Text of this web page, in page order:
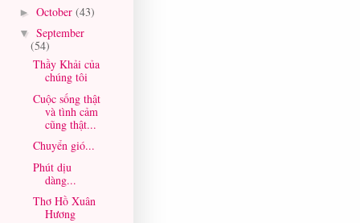
► October (43)
▼
September
(54)
Thầy Khải của
chúng tôi
Cuộc sống thật
và tình cảm
cũng thật...
Chuyển gió...
Phút dịu
dàng...
Thơ Hồ Xuân
Hương